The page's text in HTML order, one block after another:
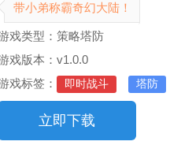
带小弟称霸奇幻大陆！
戏类型：策略塔防
戏版本：v1.0.0
戏标签：
即时战斗 塔防
立即下载